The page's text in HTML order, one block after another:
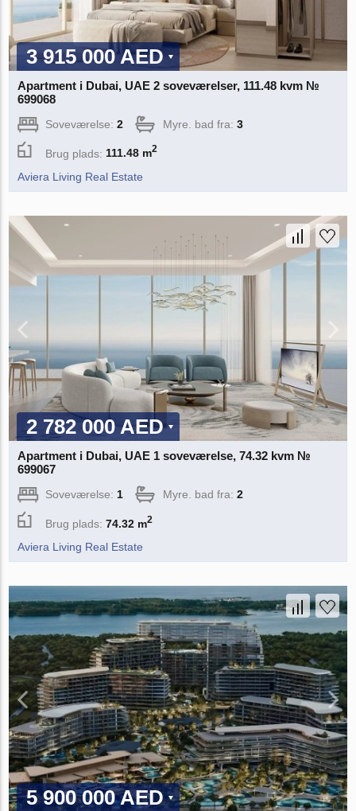
3 915 000 AED
Apartment i Dubai, UAE 2 soveværelser, 111.48 kvm №
699068
Soveværelse:2 Myre. bad fra:3
Brug plads:111.48 m2
Aviera Living Real Estate
2 782 000 AED
Apartment i Dubai, UAE 1 soveværelse, 74.32 kvm №
699067
Soveværelse:1 Myre. bad fra:2
Brug plads:74.32 m2
Aviera Living Real Estate
5 900 000 AED